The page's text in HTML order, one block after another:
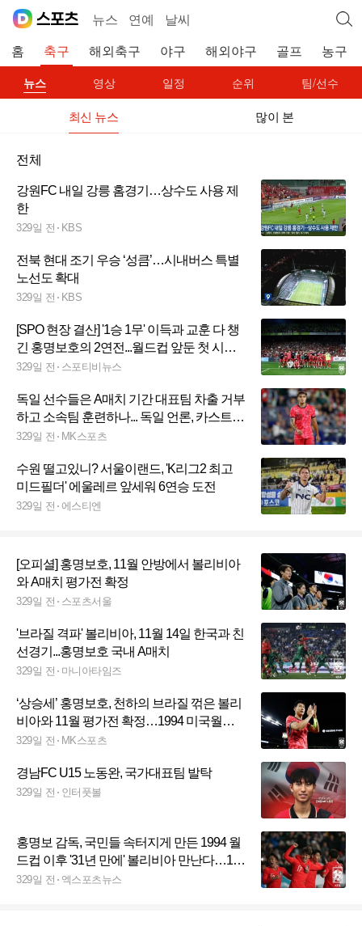
뉴스 연예 날씨
홈 축구 해외축구 야구 해외야구 골프 농구
뉴스 영상 일정 순위 팀/선수
최신 뉴스 많이 본
전체
강원FC 내일 강릉 홈경기…상수도 사용 제
한
329일 전 KBS
전북 현대 조기 우승 ‘성큼’…시내버스 특별
노선도 확대
329일 전 KBS
[SPO 현장 결산] '1승 1무' 이득과 교훈 다 챙
긴 홍명보호의 2연전...월드컵 앞둔 첫 시험
대 어땠나
329일 전 스포티비뉴스
독일 선수들은 A매치 기간 대표팀 차출 거부
하고 소속팀 훈련하나... 독일 언론, 카스트로
프 향한 삐딱한 시선···“눈도장 찍을 기회 놓
329일 전 MK스포츠
수원 떨고있니? 서울이랜드, 'K리그2 최고
미드필더' 에울레르 앞세워 6연승 도전
329일 전 에스티엔
[오피셜] 홍명보호, 11월 안방에서 볼리비아
와 A매치 평가전 확정
329일 전 스포츠서울
'브라질 격파' 볼리비아, 11월 14일 한국과 친
선경기...홍명보호 국내 A매치
329일 전 마니아타임즈
‘상승세’ 홍명보호, 천하의 브라질 꺾은 볼리
비아와 11월 평가전 확정…1994 미국월드
컵 ‘악몽’의 팀
329일 전 MK스포츠
경남FC U15 노동완, 국가대표팀 발탁
329일 전 인터풋볼
홍명보 감독, 국민들 속터지게 만든 1994 월
드컵 이후 '31년 만에' 볼리비아 만난다…11
월 A매치 첫 상대 볼리비아 확정
329일 전 엑스포츠뉴스